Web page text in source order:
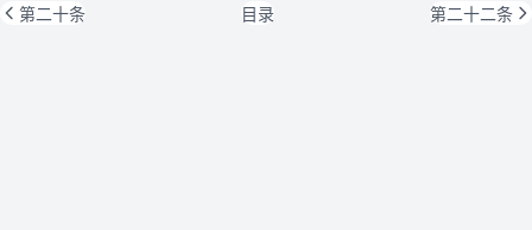
第二十条 目录 第二十二条